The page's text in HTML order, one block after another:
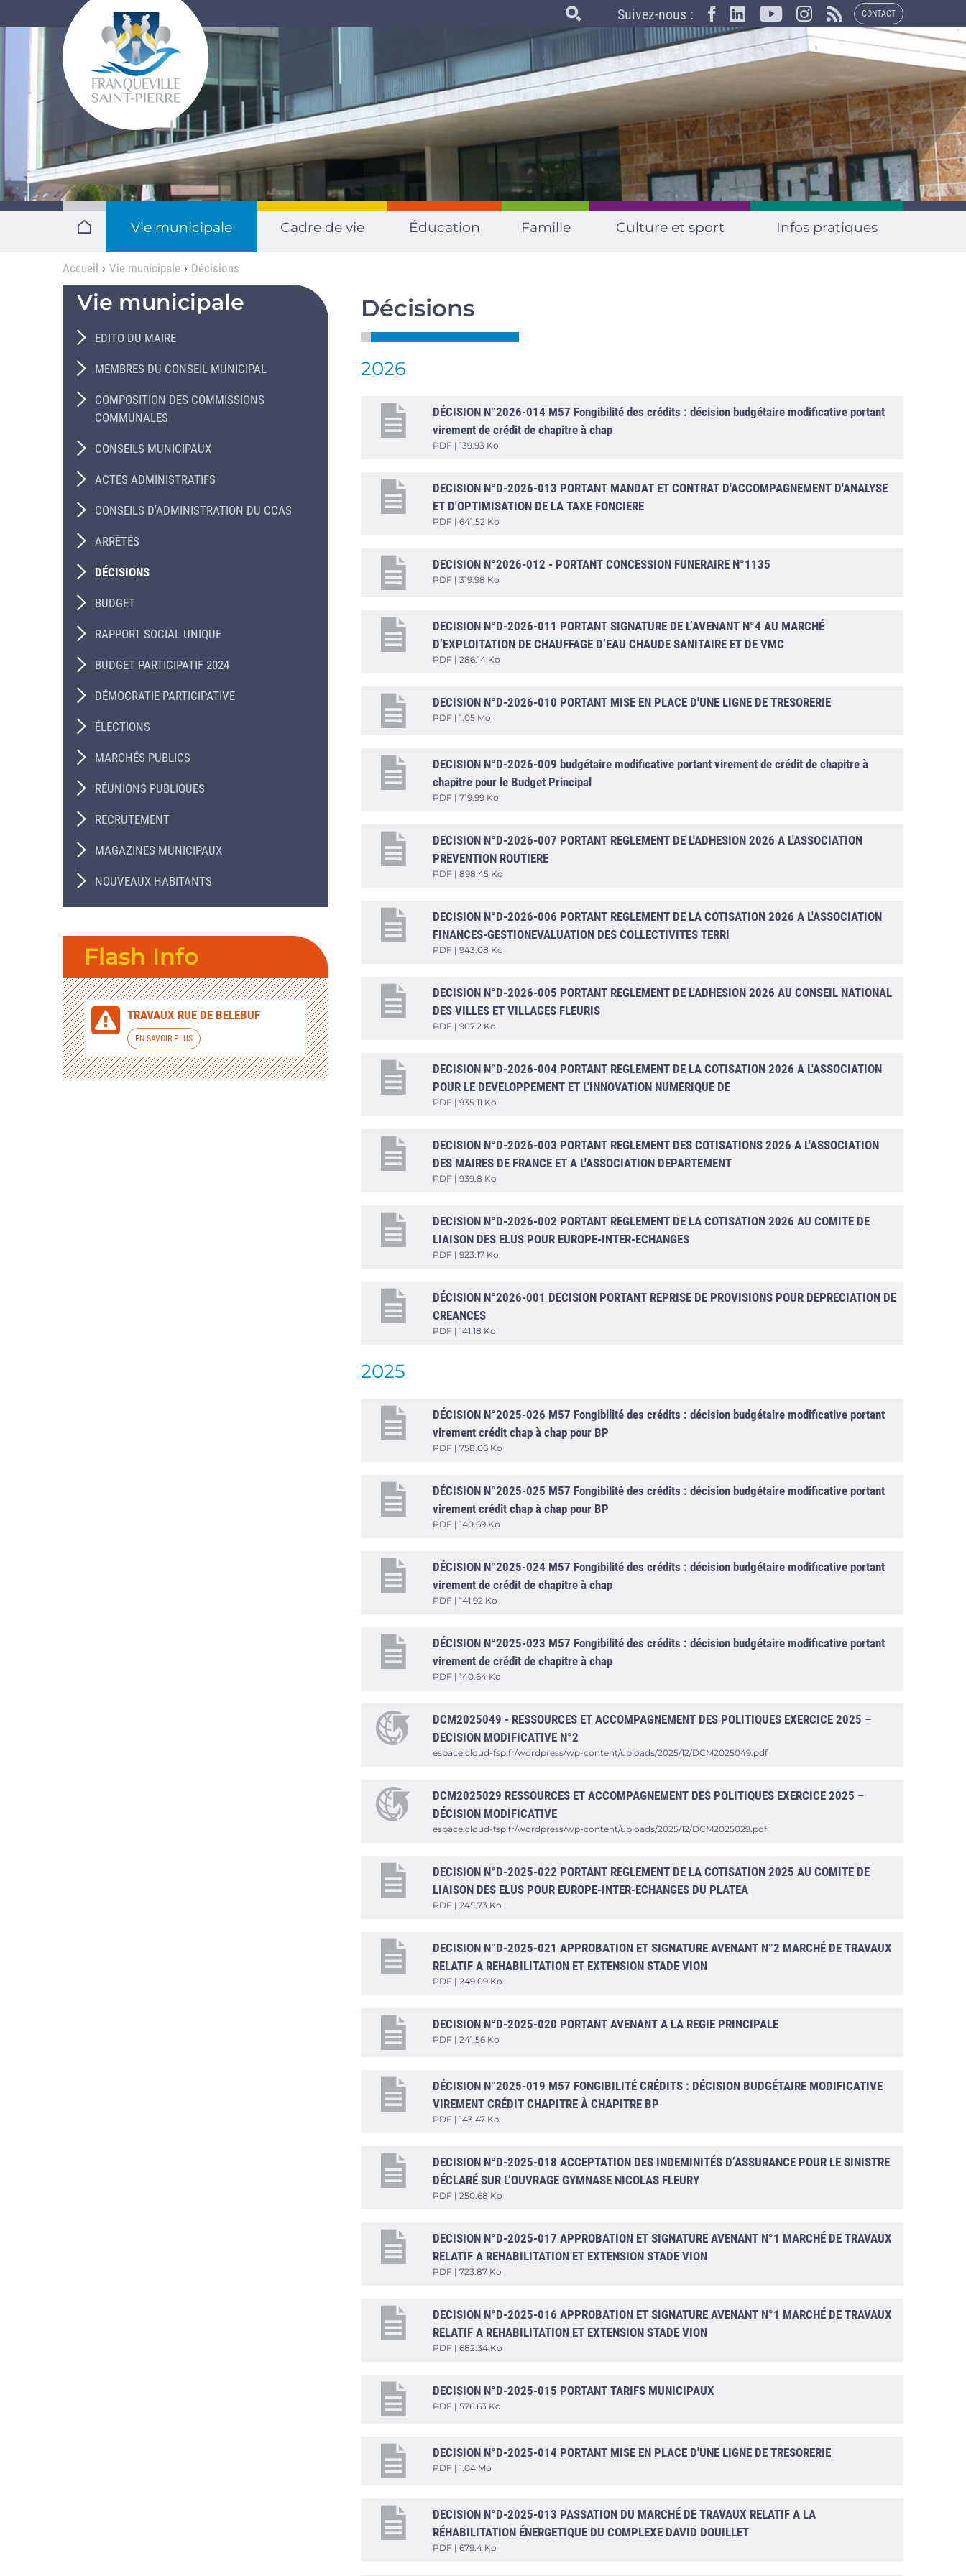
Aller au contenu principal Suivez-nous : CONTACT
Vie municipale Cadre de vie Éducation Famille Culture et sport Infos pratiques
Accueil Vie municipale Décisions
Décisions
2026
DÉCISION N°2026-014 M57 Fongibilité des crédits : décision budgétaire modificative portant
virement de crédit de chapitre à chap
PDF | 139.93 Ko
DECISION N°D-2026-013 PORTANT MANDAT ET CONTRAT D'ACCOMPAGNEMENT D'ANALYSE
ET D'OPTIMISATION DE LA TAXE FONCIERE
PDF | 641.52 Ko
DECISION N°2026-012 - PORTANT CONCESSION FUNERAIRE N°1135
PDF | 319.98 Ko
DECISION N°D-2026-011 PORTANT SIGNATURE DE L’AVENANT N°4 AU MARCHÉ
D’EXPLOITATION DE CHAUFFAGE D’EAU CHAUDE SANITAIRE ET DE VMC
PDF | 286.14 Ko
DECISION N°D-2026-010 PORTANT MISE EN PLACE D'UNE LIGNE DE TRESORERIE
PDF | 1.05 Mo
DECISION N°D-2026-009 budgétaire modificative portant virement de crédit de chapitre à
chapitre pour le Budget Principal
PDF | 719.99 Ko
DECISION N°D-2026-007 PORTANT REGLEMENT DE L'ADHESION 2026 A L'ASSOCIATION
PREVENTION ROUTIERE
PDF | 898.45 Ko
DECISION N°D-2026-006 PORTANT REGLEMENT DE LA COTISATION 2026 A L'ASSOCIATION
FINANCES-GESTIONEVALUATION DES COLLECTIVITES TERRI
PDF | 943.08 Ko
DECISION N°D-2026-005 PORTANT REGLEMENT DE L'ADHESION 2026 AU CONSEIL NATIONAL
DES VILLES ET VILLAGES FLEURIS
PDF | 907.2 Ko
DECISION N°D-2026-004 PORTANT REGLEMENT DE LA COTISATION 2026 A L'ASSOCIATION
POUR LE DEVELOPPEMENT ET L'INNOVATION NUMERIQUE DE
PDF | 935.11 Ko
DECISION N°D-2026-003 PORTANT REGLEMENT DES COTISATIONS 2026 A L'ASSOCIATION
DES MAIRES DE FRANCE ET A L'ASSOCIATION DEPARTEMENT
PDF | 939.8 Ko
DECISION N°D-2026-002 PORTANT REGLEMENT DE LA COTISATION 2026 AU COMITE DE
LIAISON DES ELUS POUR EUROPE-INTER-ECHANGES
PDF | 923.17 Ko
DÉCISION N°2026-001 DECISION PORTANT REPRISE DE PROVISIONS POUR DEPRECIATION DE
CREANCES
PDF | 141.18 Ko
2025
DÉCISION N°2025-026 M57 Fongibilité des crédits : décision budgétaire modificative portant
virement crédit chap à chap pour BP
PDF | 758.06 Ko
DÉCISION N°2025-025 M57 Fongibilité des crédits : décision budgétaire modificative portant
virement crédit chap à chap pour BP
PDF | 140.69 Ko
DÉCISION N°2025-024 M57 Fongibilité des crédits : décision budgétaire modificative portant
virement de crédit de chapitre à chap
PDF | 141.92 Ko
DÉCISION N°2025-023 M57 Fongibilité des crédits : décision budgétaire modificative portant
virement de crédit de chapitre à chap
PDF | 140.64 Ko
DCM2025049 - RESSOURCES ET ACCOMPAGNEMENT DES POLITIQUES EXERCICE 2025 –
DECISION MODIFICATIVE N°2
espace.cloud-fsp.fr/wordpress/wp-content/uploads/2025/12/DCM2025049.pdf
DCM2025029 RESSOURCES ET ACCOMPAGNEMENT DES POLITIQUES EXERCICE 2025 –
DÉCISION MODIFICATIVE
espace.cloud-fsp.fr/wordpress/wp-content/uploads/2025/12/DCM2025029.pdf
DECISION N°D-2025-022 PORTANT REGLEMENT DE LA COTISATION 2025 AU COMITE DE
LIAISON DES ELUS POUR EUROPE-INTER-ECHANGES DU PLATEA
PDF | 245.73 Ko
DECISION N°D-2025-021 APPROBATION ET SIGNATURE AVENANT N°2 MARCHÉ DE TRAVAUX
RELATIF A REHABILITATION ET EXTENSION STADE VION
PDF | 249.09 Ko
DECISION N°D-2025-020 PORTANT AVENANT A LA REGIE PRINCIPALE
PDF | 241.56 Ko
DÉCISION N°2025-019 M57 FONGIBILITÉ CRÉDITS : DÉCISION BUDGÉTAIRE MODIFICATIVE
VIREMENT CRÉDIT CHAPITRE À CHAPITRE BP
PDF | 143.47 Ko
DECISION N°D-2025-018 ACCEPTATION DES INDEMINITÉS D’ASSURANCE POUR LE SINISTRE
DÉCLARÉ SUR L’OUVRAGE GYMNASE NICOLAS FLEURY
PDF | 250.68 Ko
DECISION N°D-2025-017 APPROBATION ET SIGNATURE AVENANT N°1 MARCHÉ DE TRAVAUX
RELATIF A REHABILITATION ET EXTENSION STADE VION
PDF | 723.87 Ko
DECISION N°D-2025-016 APPROBATION ET SIGNATURE AVENANT N°1 MARCHÉ DE TRAVAUX
RELATIF A REHABILITATION ET EXTENSION STADE VION
PDF | 682.34 Ko
DECISION N°D-2025-015 PORTANT TARIFS MUNICIPAUX
PDF | 576.63 Ko
DECISION N°D-2025-014 PORTANT MISE EN PLACE D'UNE LIGNE DE TRESORERIE
PDF | 1.04 Mo
DECISION N°D-2025-013 PASSATION DU MARCHÉ DE TRAVAUX RELATIF A LA
RÉHABILITATION ÉNERGETIQUE DU COMPLEXE DAVID DOUILLET
PDF | 679.4 Ko
Vie municipale
EDITO DU MAIRE
MEMBRES DU CONSEIL MUNICIPAL
COMPOSITION DES COMMISSIONS
COMMUNALES
CONSEILS MUNICIPAUX
ACTES ADMINISTRATIFS
CONSEILS D'ADMINISTRATION DU CCAS
ARRÊTÉS
DÉCISIONS
BUDGET
RAPPORT SOCIAL UNIQUE
BUDGET PARTICIPATIF 2024
DÉMOCRATIE PARTICIPATIVE
ÉLECTIONS
MARCHÉS PUBLICS
RÉUNIONS PUBLIQUES
RECRUTEMENT
MAGAZINES MUNICIPAUX
NOUVEAUX HABITANTS
Flash Info
TRAVAUX RUE DE BELEBUF
EN SAVOIR PLUS